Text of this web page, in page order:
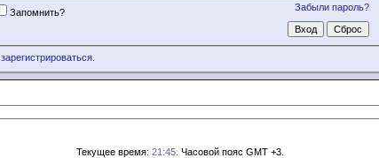
Забыли пароль?
Запомнить?
зарегистрироваться.
Текущее время: 21:45 . Часовой пояс GMT +3.